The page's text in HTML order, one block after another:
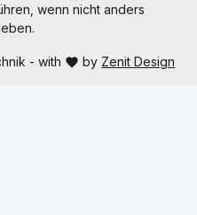
- with by Zenit Design
wenn nicht anders